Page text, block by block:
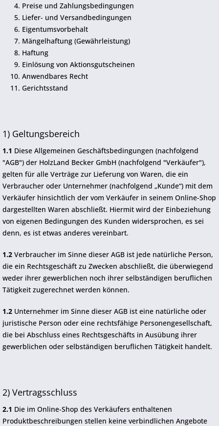
Preise und Zahlungsbedingungen
Liefer- und Versandbedingungen
Eigentumsvorbehalt
Mängelhaftung (Gewährleistung)
Haftung
Einlösung von Aktionsgutscheinen
Anwendbares Recht
Gerichtsstand
1) Geltungsbereich
1.1 Diese Allgemeinen Geschäftsbedingungen (nachfolgend
"AGB") der HolzLand Becker GmbH (nachfolgend "Verkäufer"),
gelten für alle Verträge zur Lieferung von Waren, die ein
Verbraucher oder Unternehmer (nachfolgend „Kunde“) mit dem
Verkäufer hinsichtlich der vom Verkäufer in seinem Online-Shop
dargestellten Waren abschließt. Hiermit wird der Einbeziehung
von eigenen Bedingungen des Kunden widersprochen, es sei
denn, es ist etwas anderes vereinbart.
1.2 Verbraucher im Sinne dieser AGB ist jede natürliche Person,
die ein Rechtsgeschäft zu Zwecken abschließt, die überwiegend
weder ihrer gewerblichen noch ihrer selbständigen beruflichen
Tätigkeit zugerechnet werden können.
1.2 Unternehmer im Sinne dieser AGB ist eine natürliche oder
juristische Person oder eine rechtsfähige Personengesellschaft,
die bei Abschluss eines Rechtsgeschäfts in Ausübung ihrer
gewerblichen oder selbständigen beruflichen Tätigkeit handelt.
2) Vertragsschluss
2.1 Die im Online-Shop des Verkäufers enthaltenen
Produktbeschreibungen stellen keine verbindlichen Angebote